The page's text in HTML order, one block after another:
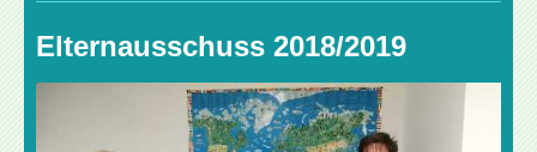
Elternausschuss 2018/2019